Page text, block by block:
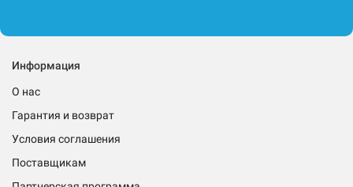
Информация
О нас
Гарантия и возврат
Условия соглашения
Поставщикам